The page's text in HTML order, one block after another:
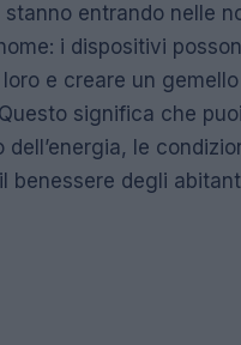
entrando nelle
i dispositivi
e creare un
significa che puoi
dell’energia, le
benessere degli